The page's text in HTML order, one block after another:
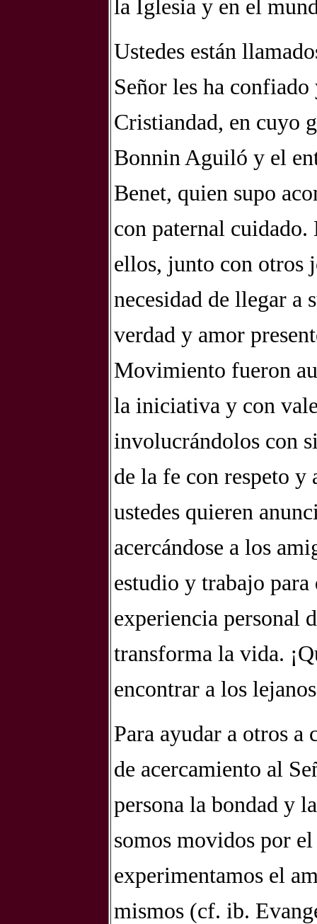
la Iglesia y en el
Ustedes están
Señor les ha
Cristiandad, en cuyo
Bonnin Aguiló y el
Benet, quien supo
con paternal cuidado.
ellos, junto con otros
necesidad de llegar a
verdad y amor
Movimiento fueron
la iniciativa y con
involucrándolos con
de la fe con respeto
ustedes quieren
acercándose a los
estudio y trabajo
experiencia personal
transforma la vida.
encontrar a los
Para ayudar a otros
de acercamiento al
persona la bondad y
somos movidos por
experimentamos el
mismos (cf. ib.